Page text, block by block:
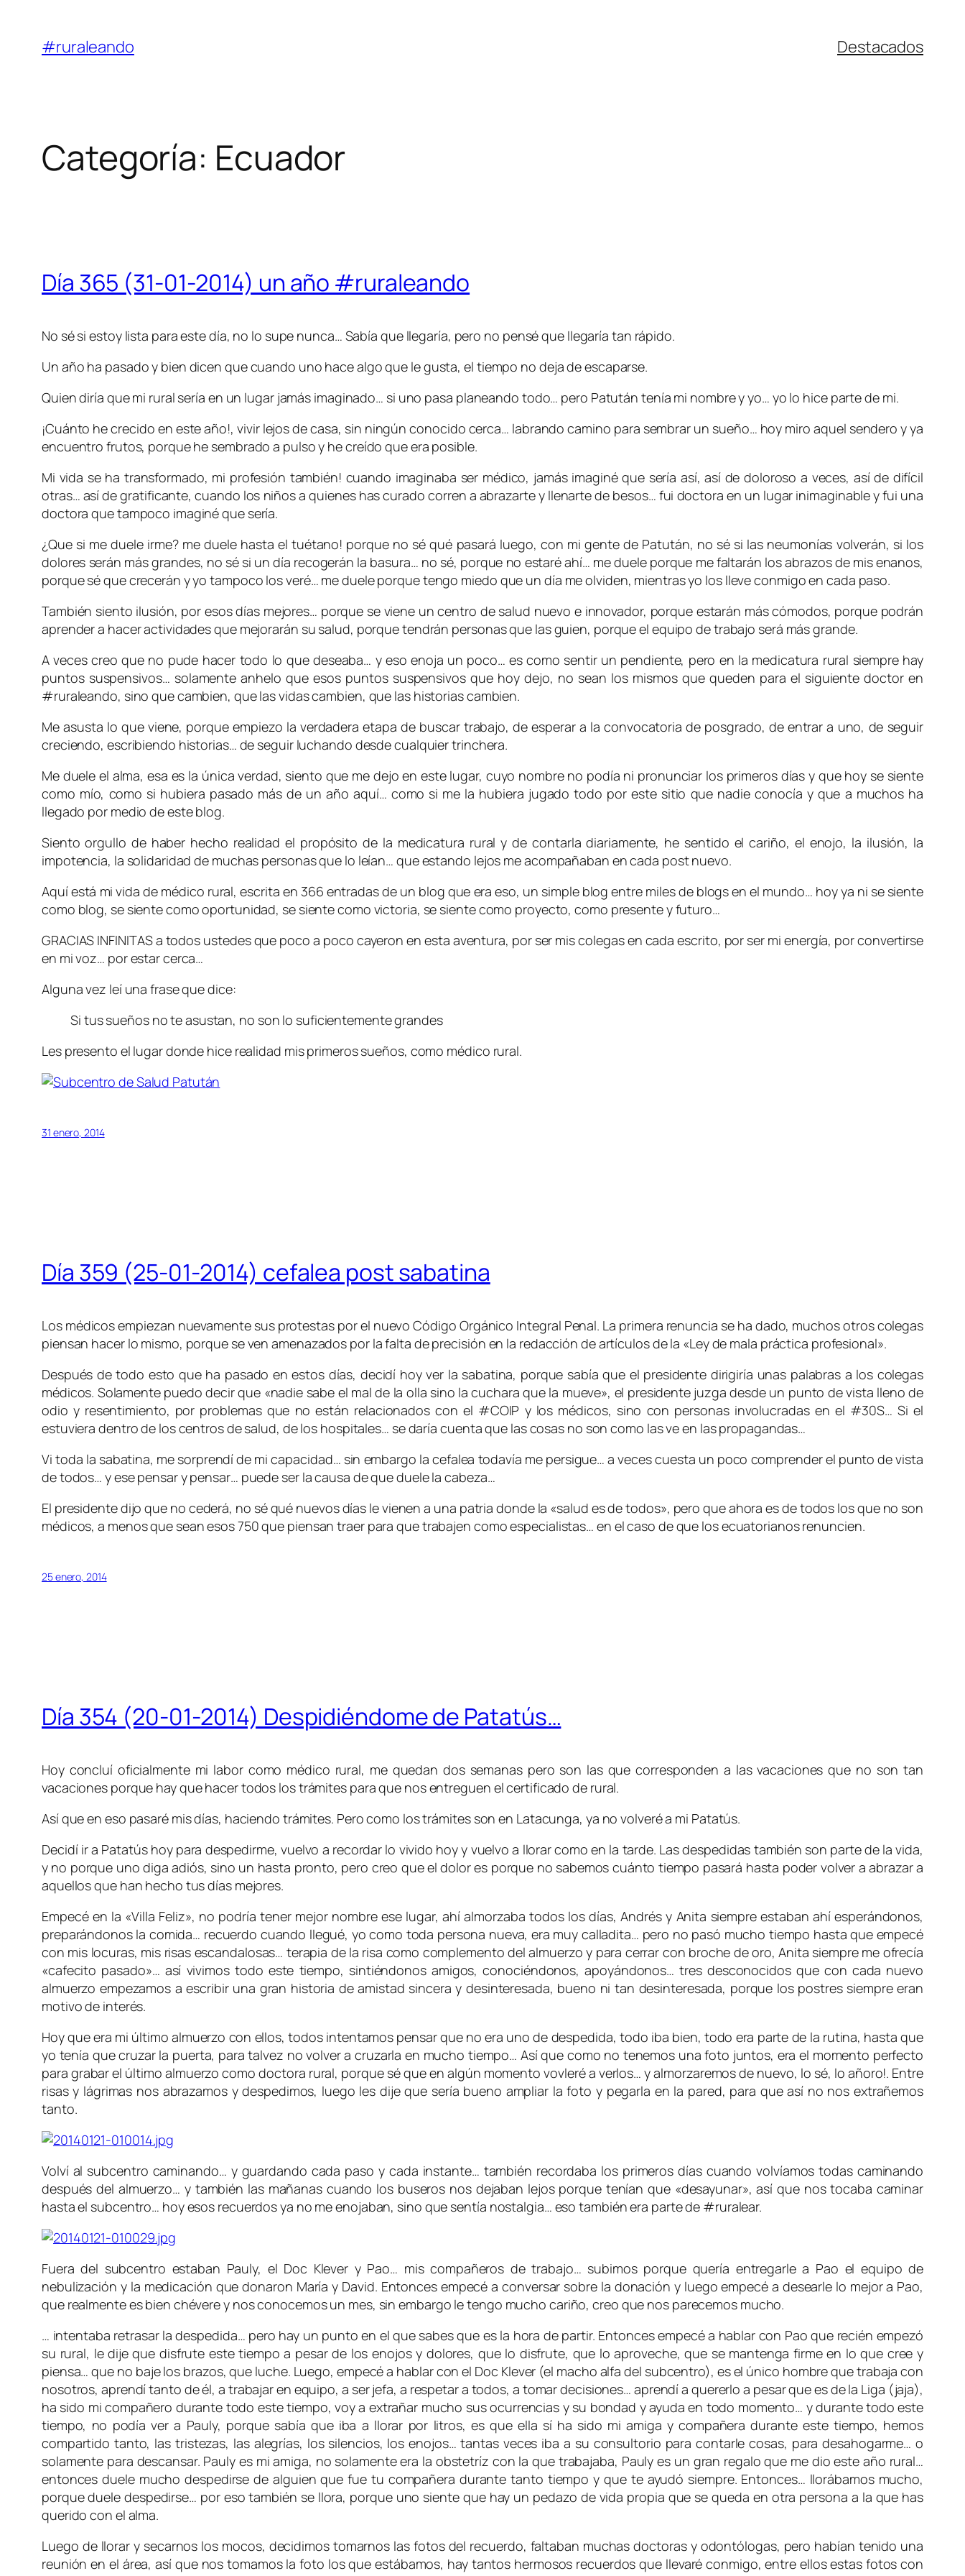
contenido
#ruraleando Destacados
Categoría: Ecuador
Día 365 (31-01-2014) un año #ruraleando
No sé si estoy lista para este día, no lo supe nunca… Sabía que llegaría, pero no pensé que llegaría tan rápido.
Un año ha pasado y bien dicen que cuando uno hace algo que le gusta, el tiempo no deja de escaparse.
Quien diría que mi rural sería en un lugar jamás imaginado… si uno pasa planeando todo… pero Patután tenía mi nombre y yo… yo lo hice parte de mi.
¡Cuánto he crecido en este año!, vivir lejos de casa, sin ningún conocido cerca… labrando camino para sembrar un sueño… hoy miro aquel sendero y ya
encuentro frutos, porque he sembrado a pulso y he creído que era posible.
Mi vida se ha transformado, mi profesión también! cuando imaginaba ser médico, jamás imaginé que sería así, así de doloroso a veces, así de difícil
otras… así de gratificante, cuando los niños a quienes has curado corren a abrazarte y llenarte de besos… fui doctora en un lugar inimaginable y fui una
doctora que tampoco imaginé que sería.
¿Que si me duele irme? me duele hasta el tuétano! porque no sé qué pasará luego, con mi gente de Patután, no sé si las neumonías volverán, si los
dolores serán más grandes, no sé si un día recogerán la basura… no sé, porque no estaré ahí… me duele porque me faltarán los abrazos de mis enanos,
porque sé que crecerán y yo tampoco los veré… me duele porque tengo miedo que un día me olviden, mientras yo los lleve conmigo en cada paso.
También siento ilusión, por esos días mejores… porque se viene un centro de salud nuevo e innovador, porque estarán más cómodos, porque podrán
aprender a hacer actividades que mejorarán su salud, porque tendrán personas que las guien, porque el equipo de trabajo será más grande.
A veces creo que no pude hacer todo lo que deseaba… y eso enoja un poco… es como sentir un pendiente, pero en la medicatura rural siempre hay
puntos suspensivos… solamente anhelo que esos puntos suspensivos que hoy dejo, no sean los mismos que queden para el siguiente doctor en
#ruraleando, sino que cambien, que las vidas cambien, que las historias cambien.
Me asusta lo que viene, porque empiezo la verdadera etapa de buscar trabajo, de esperar a la convocatoria de posgrado, de entrar a uno, de seguir
creciendo, escribiendo historias… de seguir luchando desde cualquier trinchera.
Me duele el alma, esa es la única verdad, siento que me dejo en este lugar, cuyo nombre no podía ni pronunciar los primeros días y que hoy se siente
como mío, como si hubiera pasado más de un año aquí… como si me la hubiera jugado todo por este sitio que nadie conocía y que a muchos ha
llegado por medio de este blog.
Siento orgullo de haber hecho realidad el propósito de la medicatura rural y de contarla diariamente, he sentido el cariño, el enojo, la ilusión, la
impotencia, la solidaridad de muchas personas que lo leían… que estando lejos me acompañaban en cada post nuevo.
Aquí está mi vida de médico rural, escrita en 366 entradas de un blog que era eso, un simple blog entre miles de blogs en el mundo… hoy ya ni se siente
como blog, se siente como oportunidad, se siente como victoria, se siente como proyecto, como presente y futuro…
GRACIAS INFINITAS a todos ustedes que poco a poco cayeron en esta aventura, por ser mis colegas en cada escrito, por ser mi energía, por convertirse
en mi voz… por estar cerca…
Alguna vez leí una frase que dice:
Si tus sueños no te asustan, no son lo suficientemente grandes
Les presento el lugar donde hice realidad mis primeros sueños, como médico rural.
31 enero, 2014
Día 359 (25-01-2014) cefalea post sabatina
Los médicos empiezan nuevamente sus protestas por el nuevo Código Orgánico Integral Penal. La primera renuncia se ha dado, muchos otros colegas
piensan hacer lo mismo, porque se ven amenazados por la falta de precisión en la redacción de artículos de la «Ley de mala práctica profesional».
Después de todo esto que ha pasado en estos días, decidí hoy ver la sabatina, porque sabía que el presidente dirigiría unas palabras a los colegas
médicos. Solamente puedo decir que «nadie sabe el mal de la olla sino la cuchara que la mueve», el presidente juzga desde un punto de vista lleno de
odio y resentimiento, por problemas que no están relacionados con el #COIP y los médicos, sino con personas involucradas en el #30S… Si el
estuviera dentro de los centros de salud, de los hospitales… se daría cuenta que las cosas no son como las ve en las propagandas…
Vi toda la sabatina, me sorprendí de mi capacidad… sin embargo la cefalea todavía me persigue… a veces cuesta un poco comprender el punto de vista
de todos… y ese pensar y pensar… puede ser la causa de que duele la cabeza…
El presidente dijo que no cederá, no sé qué nuevos días le vienen a una patria donde la «salud es de todos», pero que ahora es de todos los que no son
médicos, a menos que sean esos 750 que piensan traer para que trabajen como especialistas… en el caso de que los ecuatorianos renuncien.
25 enero, 2014
Día 354 (20-01-2014) Despidiéndome de Patatús…
Hoy concluí oficialmente mi labor como médico rural, me quedan dos semanas pero son las que corresponden a las vacaciones que no son tan
vacaciones porque hay que hacer todos los trámites para que nos entreguen el certificado de rural.
Así que en eso pasaré mis días, haciendo trámites. Pero como los trámites son en Latacunga, ya no volveré a mi Patatús.
Decidí ir a Patatús hoy para despedirme, vuelvo a recordar lo vivido hoy y vuelvo a llorar como en la tarde. Las despedidas también son parte de la vida,
y no porque uno diga adiós, sino un hasta pronto, pero creo que el dolor es porque no sabemos cuánto tiempo pasará hasta poder volver a abrazar a
aquellos que han hecho tus días mejores.
Empecé en la «Villa Feliz», no podría tener mejor nombre ese lugar, ahí almorzaba todos los días, Andrés y Anita siempre estaban ahí esperándonos,
preparándonos la comida… recuerdo cuando llegué, yo como toda persona nueva, era muy calladita… pero no pasó mucho tiempo hasta que empecé
con mis locuras, mis risas escandalosas… terapia de la risa como complemento del almuerzo y para cerrar con broche de oro, Anita siempre me ofrecía
«cafecito pasado»… así vivimos todo este tiempo, sintiéndonos amigos, conociéndonos, apoyándonos… tres desconocidos que con cada nuevo
almuerzo empezamos a escribir una gran historia de amistad sincera y desinteresada, bueno ni tan desinteresada, porque los postres siempre eran
motivo de interés.
Hoy que era mi último almuerzo con ellos, todos intentamos pensar que no era uno de despedida, todo iba bien, todo era parte de la rutina, hasta que
yo tenía que cruzar la puerta, para talvez no volver a cruzarla en mucho tiempo… Así que como no tenemos una foto juntos, era el momento perfecto
para grabar el último almuerzo como doctora rural, porque sé que en algún momento vovleré a verlos… y almorzaremos de nuevo, lo sé, lo añoro!. Entre
risas y lágrimas nos abrazamos y despedimos, luego les dije que sería bueno ampliar la foto y pegarla en la pared, para que así no nos extrañemos
tanto.
Volví al subcentro caminando… y guardando cada paso y cada instante… también recordaba los primeros días cuando volvíamos todas caminando
después del almuerzo… y también las mañanas cuando los buseros nos dejaban lejos porque tenían que «desayunar», así que nos tocaba caminar
hasta el subcentro… hoy esos recuerdos ya no me enojaban, sino que sentía nostalgia… eso también era parte de #ruralear.
Fuera del subcentro estaban Pauly, el Doc Klever y Pao… mis compañeros de trabajo… subimos porque quería entregarle a Pao el equipo de
nebulización y la medicación que donaron María y David. Entonces empecé a conversar sobre la donación y luego empecé a desearle lo mejor a Pao,
que realmente es bien chévere y nos conocemos un mes, sin embargo le tengo mucho cariño, creo que nos parecemos mucho.
… intentaba retrasar la despedida… pero hay un punto en el que sabes que es la hora de partir. Entonces empecé a hablar con Pao que recién empezó
su rural, le dije que disfrute este tiempo a pesar de los enojos y dolores, que lo disfrute, que lo aproveche, que se mantenga firme en lo que cree y
piensa… que no baje los brazos, que luche. Luego, empecé a hablar con el Doc Klever (el macho alfa del subcentro), es el único hombre que trabaja con
nosotros, aprendí tanto de él, a trabajar en equipo, a ser jefa, a respetar a todos, a tomar decisiones… aprendí a quererlo a pesar que es de la Liga (jaja),
ha sido mi compañero durante todo este tiempo, voy a extrañar mucho sus ocurrencias y su bondad y ayuda en todo momento… y durante todo este
tiempo, no podía ver a Pauly, porque sabía que iba a llorar por litros, es que ella sí ha sido mi amiga y compañera durante este tiempo, hemos
compartido tanto, las tristezas, las alegrías, los silencios, los enojos… tantas veces iba a su consultorio para contarle cosas, para desahogarme… o
solamente para descansar. Pauly es mi amiga, no solamente era la obstetríz con la que trabajaba, Pauly es un gran regalo que me dio este año rural…
entonces duele mucho despedirse de alguien que fue tu compañera durante tanto tiempo y que te ayudó siempre. Entonces… llorábamos mucho,
porque duele despedirse… por eso también se llora, porque uno siente que hay un pedazo de vida propia que se queda en otra persona a la que has
querido con el alma.
Luego de llorar y secarnos los mocos, decidimos tomarnos las fotos del recuerdo, faltaban muchas doctoras y odontólogas, pero habían tenido una
reunión en el área, así que nos tomamos la foto los que estábamos, hay tantos hermosos recuerdos que llevaré conmigo, entre ellos estas fotos con